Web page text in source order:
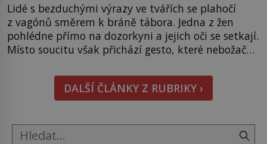
Lidé s bezduchými výrazy ve tvářích se plahočí
z vagónů směrem k bráně tábora. Jedna z žen
pohlédne přímo na dozorkyni a jejich oči se setkají.
Místo soucitu však přichází gesto, které nebožačku
Rudolf Höss (1901–1947), Josef Mengele (1911–
1979) či Heinrich Himmler (1900–1945) zná každý,
o koho se historie jen otřela. Jenže […]
DALŠÍ ČLÁNKY Z RUBRIKY ›